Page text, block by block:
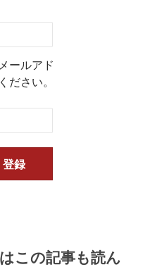
ールアド
ださい。
この記事も読ん